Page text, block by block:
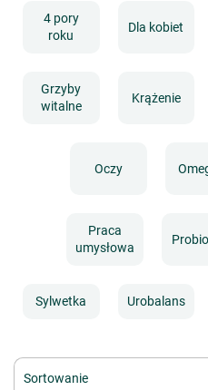
4 pory
roku
Dla kobiet
Grzyby
witalne
Krążenie
Oczy
Praca
umysłowa
Sylwetka Urobalans
Sortowanie